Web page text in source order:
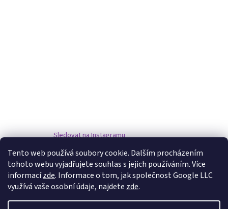
Tento web používá soubory cookie. Dalším procházením
tohoto webu vyjadřujete souhlas s jejich používáním. Více
informacízde. Informace o tom, jak společnost Google LLC
využívá vaše osobní údaje, najdete zde.
Sledovat na Instagramu
www.damske-paruky.eu